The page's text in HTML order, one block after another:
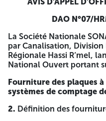
jours à partir de la date
délai supplémentaire de
présence du ou des
souhaitent y assister à la
l’adresse de la Direction
indiquée dans la lettre
examinés en présence des
y assister lors de la séance
l’adresse mentionnées
DAO N°07/
La Société Nationale
par Canalisation,
Régionale Hassi R’mel,
National Ouvert portant
Fourniture des plaques
systèmes de comptage
2. Définition des